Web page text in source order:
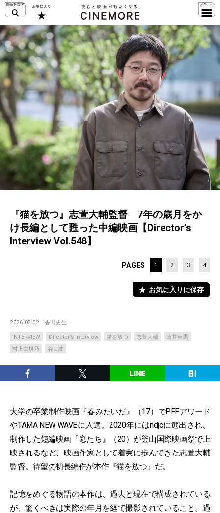
『猫を放つ』志萱大輔監督 7年の歳月をか
け長編として甦った中編映画【Director’s
Interview Vol.548】
PAGES 1 2 3 4
お気に入りに保存
2026.05.02 香田史生
INTERVIEW Director’s Interview 猫を放つ 志萱大輔
藤井草馬
村上由規乃
谷口蘭
大学の卒業制作映画『春みたいだ』（17）でPFFアワード
やTAMA NEW WAVEに入選。2020年にはndjcに選出され、
制作した短編映画『窓たち』（20）が釡山国際映画祭で上
映されるなど、映画作家として着実に歩んできた志萱大輔
監督。待望の初長編作が本作『猫を放つ』だ。
記憶をめぐる物語の本作は、過去と現在で構成されている
が、驚くべきは実際の年月を経て撮影されていること。過